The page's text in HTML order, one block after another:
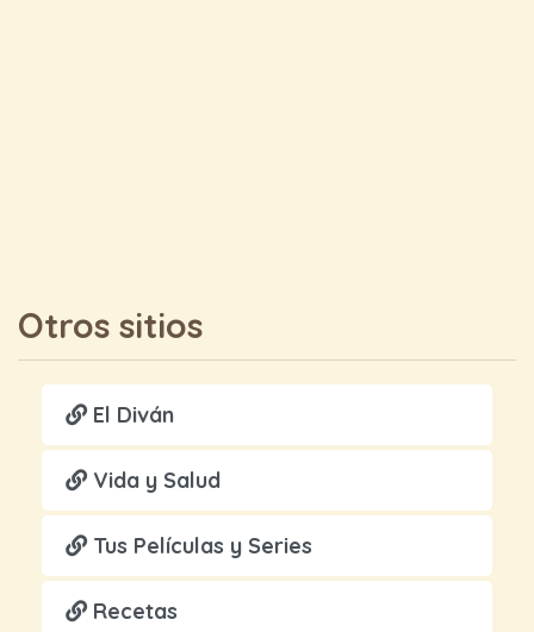
Otros sitios
El Diván
Vida y Salud
Tus Películas y Series
Recetas